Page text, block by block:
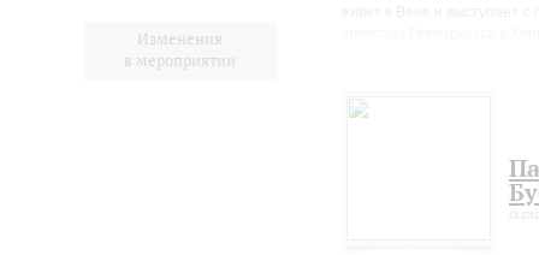
Изменения
в мероприятии
такими выдающимися
несколько стихотворений.